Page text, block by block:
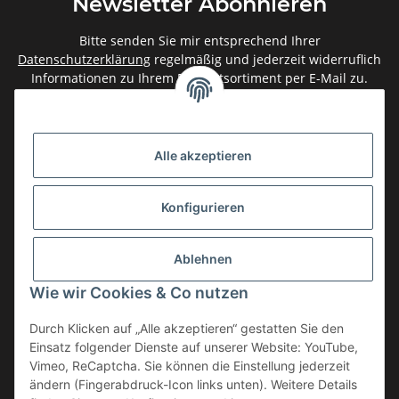
Alle akzeptieren
Konfigurieren
Ablehnen
Wie wir Cookies & Co nutzen
Durch Klicken auf „Alle akzeptieren“ gestatten Sie den
Einsatz folgender Dienste auf unserer Website: YouTube,
Vimeo, ReCaptcha. Sie können die Einstellung jederzeit
ändern (Fingerabdruck-Icon links unten). Weitere Details
Bitte senden Sie mir entsprechend Ihrer
Datenschutzerklärung regelmäßig und jederzeit widerruflich
Informationen zu Ihrem Produktsortiment per E-Mail zu.
Gesetzliche Informationen
Informationen
Service
Vertrag widerrufen
* Alle Preise inkl. gesetzlicher USt., zzgl.Versand